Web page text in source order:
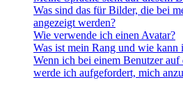
Was sind das für Bilder, die bei
angezeigt werden?
Wie verwende ich einen Avatar?
Was ist mein Rang und wie kann
Wenn ich bei einem Benutzer
werde ich aufgefordert, mich